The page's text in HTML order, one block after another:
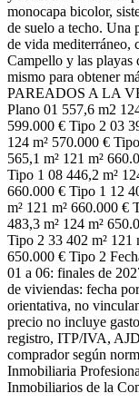
monocapa bicolor,
de suelo a techo. Una
de vida mediterráneo,
Campello y las playas
mismo para obtener
PAREADOS A LA
Plano 01 557,6 m2
599.000 € Tipo 2 03
124 m² 570.000 €
565,1 m² 121 m²
Tipo 1 08 446,2 m²
660.000 € Tipo 1 12
m² 121 m² 660.000 €
483,3 m² 124 m²
Tipo 2 33 402 m² 121
650.000 € Tipo 2
01 a 06: finales de
de viviendas: fecha
orientativa, no
precio no incluye
registro, ITP/IVA,
comprador según
Inmobiliaria
Inmobiliarios de la